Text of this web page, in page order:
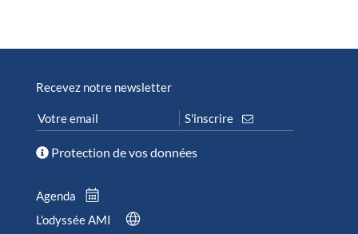
Recevez notre newsletter
Protection de vos données
Agenda
L’odyssée AMI